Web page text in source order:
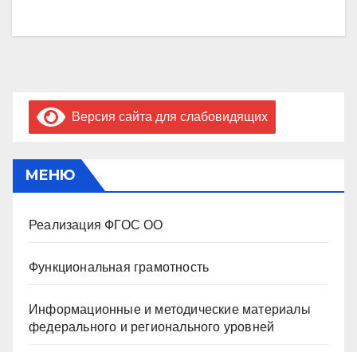
Версия сайта для слабовидящих
МЕНЮ
Реализация ФГОС ОО
Функциональная грамотность
Информационные и методические материалы
федерального и регионального уровней